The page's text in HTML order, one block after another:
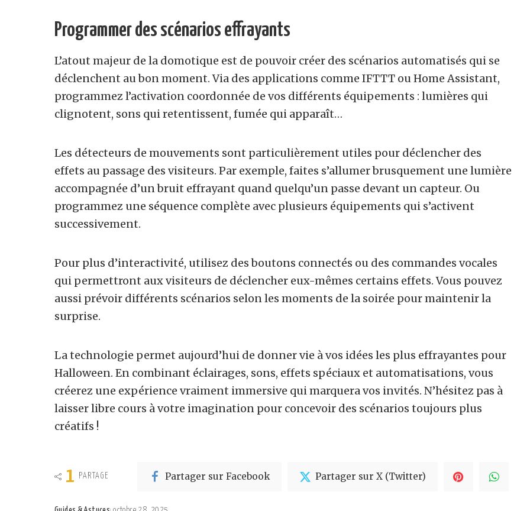
Programmer des scénarios effrayants
L’atout majeur de la domotique est de pouvoir créer des scénarios automatisés qui se
déclenchent au bon moment. Via des applications comme IFTTT ou Home Assistant,
programmez l’activation coordonnée de vos différents équipements : lumières qui
clignotent, sons qui retentissent, fumée qui apparaît…
Les détecteurs de mouvements sont particulièrement utiles pour déclencher des
effets au passage des visiteurs. Par exemple, faites s’allumer brusquement une lumière
accompagnée d’un bruit effrayant quand quelqu’un passe devant un capteur. Ou
programmez une séquence complète avec plusieurs équipements qui s’activent
successivement.
Pour plus d’interactivité, utilisez des boutons connectés ou des commandes vocales
qui permettront aux visiteurs de déclencher eux-mêmes certains effets. Vous pouvez
aussi prévoir différents scénarios selon les moments de la soirée pour maintenir la
surprise.
La technologie permet aujourd’hui de donner vie à vos idées les plus effrayantes pour
Halloween. En combinant éclairages, sons, effets spéciaux et automatisations, vous
créerez une expérience vraiment immersive qui marquera vos invités. N’hésitez pas à
laisser libre cours à votre imagination pour concevoir des scénarios toujours plus
créatifs !
1 PARTAGE Partager sur Facebook Partager sur X (Twitter)